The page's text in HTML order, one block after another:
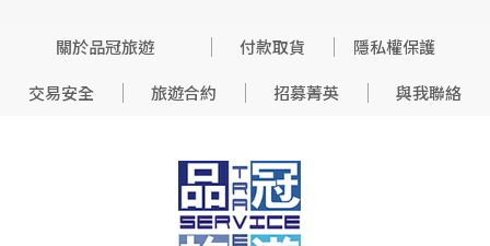
關於品冠旅遊 付款取貨
隱私權保護
交易安全
旅遊合約 招募菁英 與我聯絡